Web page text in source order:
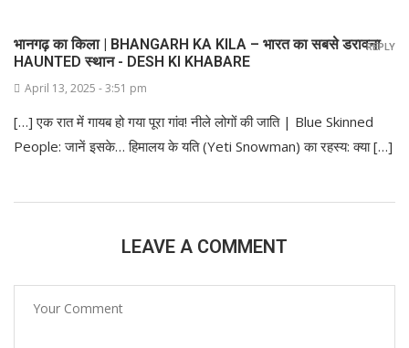
भानगढ़ का किला | BHANGARH KA KILA – भारत का सबसे डरावना
HAUNTED स्थान - DESH KI KHABARE
April 13, 2025 - 3:51 pm
[…] एक रात में गायब हो गया पूरा गांव! नीले लोगों की जाति | Blue Skinned
People: जानें इसके… हिमालय के यति (Yeti Snowman) का रहस्य: क्या […]
REPLY
LEAVE A COMMENT